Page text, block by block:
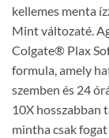
kellemes menta
Mint változaté.
Colgate® Plax
formula, amely
szemben és 24
10X
mintha csak